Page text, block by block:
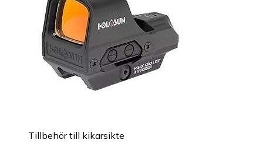
Tillbehör till kikarsikte